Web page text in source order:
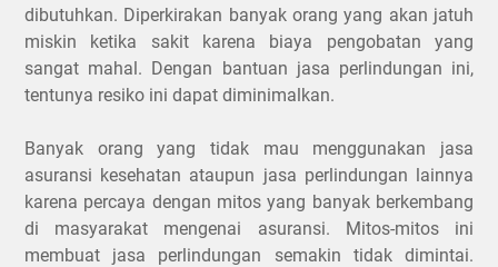
dibutuhkan. Diperkirakan banyak orang yang akan jatuh
miskin ketika sakit karena biaya pengobatan yang
sangat mahal. Dengan bantuan jasa perlindungan ini,
tentunya resiko ini dapat diminimalkan.
Banyak orang yang tidak mau menggunakan jasa
asuransi kesehatan ataupun jasa perlindungan lainnya
karena percaya dengan mitos yang banyak berkembang
di masyarakat mengenai asuransi. Mitos-mitos ini
membuat jasa perlindungan semakin tidak dimintai.